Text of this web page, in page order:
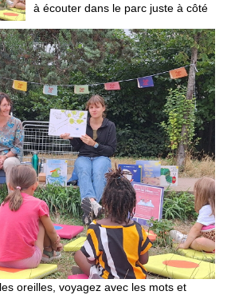
à écouter dans le parc juste à côté
oreilles, voyagez avec les mots et